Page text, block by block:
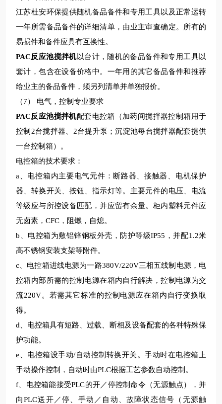
江苏杜安环保提供随机备品备件和专用工具以及正常运转
一年所需备品备件的详细清单，由业主审查确定。所有的
易损件和备件应具有互换性。
PAC反应池搅拌机以台计，随机的备品备件和专用工具以
套计，包含在设备价格中。一年用的其它备品备件和推荐
给业主的备品备件，须另列清单并单独报价。
（7） 电气，控制专业要求
PAC反应池搅拌机配套电控箱（加药间搅拌器控制箱用于
控制 2台搅拌器、 2台提升泵；沉淀池每台搅拌器配套提供
一台控制箱）。
电控箱的技术要求：
a 、电控箱内主要电气元件：断路器、接触器、电机保护
器、转换开关、按钮、指示灯等。主要元件的电压、电流
等级应与所控设备匹配，并应留有余量。柜内塑料元件应
无卤素， CFC ，阻燃，自熄。
b 、电控箱为敷铝锌钢板外壳，防护等级IP55 ，并配1.2米
高不锈钢安装支架等附件。
c 、电控箱进线电源为一路380V/220V三相五线制电源，电
控箱内部所需的控制电源在箱内自行解决，控制电源为交
流220V。若需其它标准的控制电源应在箱内自行变换取
得。
d 、电控箱具有短路、过载、断相及设备配套的各种特殊保
护功能。
e 、电控箱设手动/自动控制转换开关。手动时在电控箱上
手动操作控制，自动时由PLC根据工艺参数自动控制。
f 、电控箱能接受PLC的开／停控制命令（无源触点），并
向PLC送开／停、手动／自动、故障状态信号（无源触